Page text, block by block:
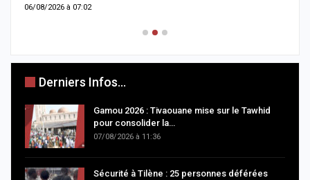
06/08/2026 à 07:02
Derniers Infos...
Gamou 2026 : Tivaouane mise sur le Tawhid
pour consolider la…
07/08/2026 à 11:36
Sécurité à Tilène : 25 personnes déférées